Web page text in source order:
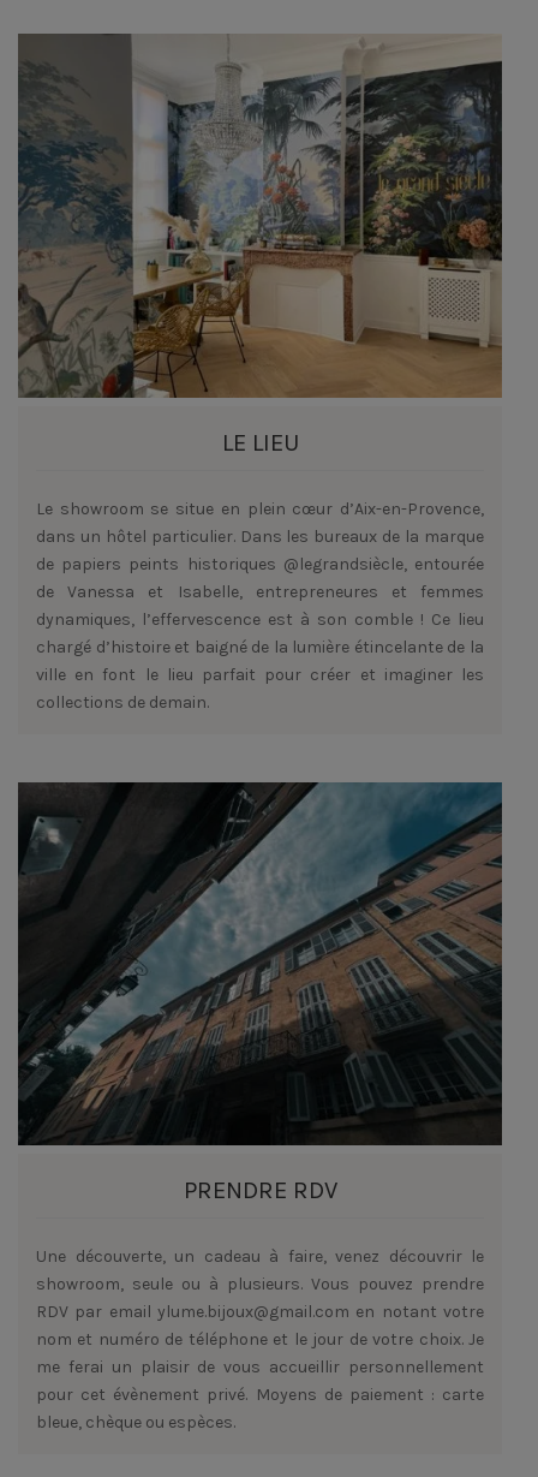
LE LIEU
Le showroom se situe en plein cœur d’Aix-en-Provence,
dans un hôtel particulier. Dans les bureaux de la marque
de papiers peints historiques @legrandsiècle, entourée
de Vanessa et Isabelle, entrepreneures et femmes
dynamiques, l’effervescence est à son comble ! Ce lieu
chargé d’histoire et baigné de la lumière étincelante de la
ville en font le lieu parfait pour créer et imaginer les
collections de demain.
PRENDRE RDV
Une découverte, un cadeau à faire, venez découvrir le
showroom, seule ou à plusieurs. Vous pouvez prendre
RDV par email ylume.bijoux@gmail.com en notant votre
nom et numéro de téléphone et le jour de votre choix. Je
me ferai un plaisir de vous accueillir personnellement
pour cet évènement privé. Moyens de paiement : carte
bleue, chèque ou espèces.